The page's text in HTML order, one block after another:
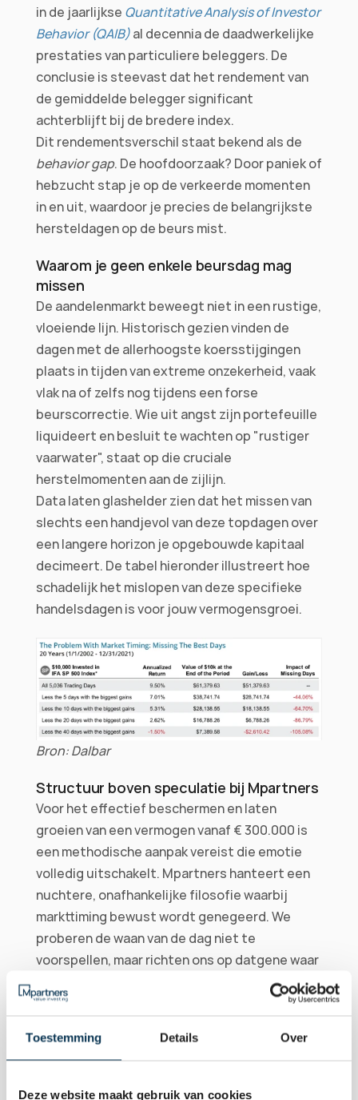
Toestemming Details Over
Deze website maakt gebruik van cookies
in de jaarlijkse Quantitative Analysis of Investor
Behavior (QAIB) al decennia de daadwerkelijke
prestaties van particuliere beleggers. De
conclusie is steevast dat het rendement van
de gemiddelde belegger significant
achterblijft bij de bredere index.
behavior gap. De hoofdoorzaak? Door paniek of
hebzucht stap je op de verkeerde momenten
in en uit, waardoor je precies de belangrijkste
hersteldagen op de beurs mist.
Waarom je geen enkele beursdag mag
missen
De aandelenmarkt beweegt niet in een rustige,
vloeiende lijn. Historisch gezien vinden de
dagen met de allerhoogste koersstijgingen
plaats in tijden van extreme onzekerheid, vaak
vlak na of zelfs nog tijdens een forse
beurscorrectie. Wie uit angst zijn portefeuille
liquideert en besluit te wachten op "rustiger
vaarwater", staat op die cruciale
herstelmomenten aan de zijlijn.
Data laten glashelder zien dat het missen van
slechts een handjevol van deze topdagen over
een langere horizon je opgebouwde kapitaal
decimeert. De tabel hieronder illustreert hoe
schadelijk het mislopen van deze specifieke
handelsdagen is voor jouw vermogensgroei.
Bron: Dalbar
Structuur boven speculatie bij Mpartners
Voor het effectief beschermen en laten
groeien van een vermogen vanaf € 300.000 is
een methodische aanpak vereist die emotie
volledig uitschakelt. Mpartners hanteert een
nuchtere, onafhankelijke filosofie waarbij
markttiming bewust wordt genegeerd. We
proberen de waan van de dag niet te
voorspellen, maar richten ons op datgene waar
we wel controle over hebben: de fundamentele
kwaliteit van de onderliggende beleggingen.
Kwaliteitsselectie als anker
Binnen onze Quality Value-strategie